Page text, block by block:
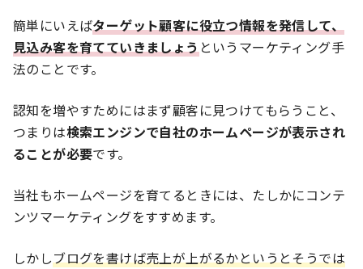
簡単にいえばターゲット顧客に役立つ情報を発信して、
見込み客を育てていきましょうというマーケティング手
法のことです。
認知を増やすためにはまず顧客に見つけてもらうこと、
つまりは検索エンジンで自社のホームページが表示され
ることが必要です。
当社もホームページを育てるときには、たしかにコンテ
ンツマーケティングをすすめます。
しかしブログを書けば売上が上がるかというとそうでは